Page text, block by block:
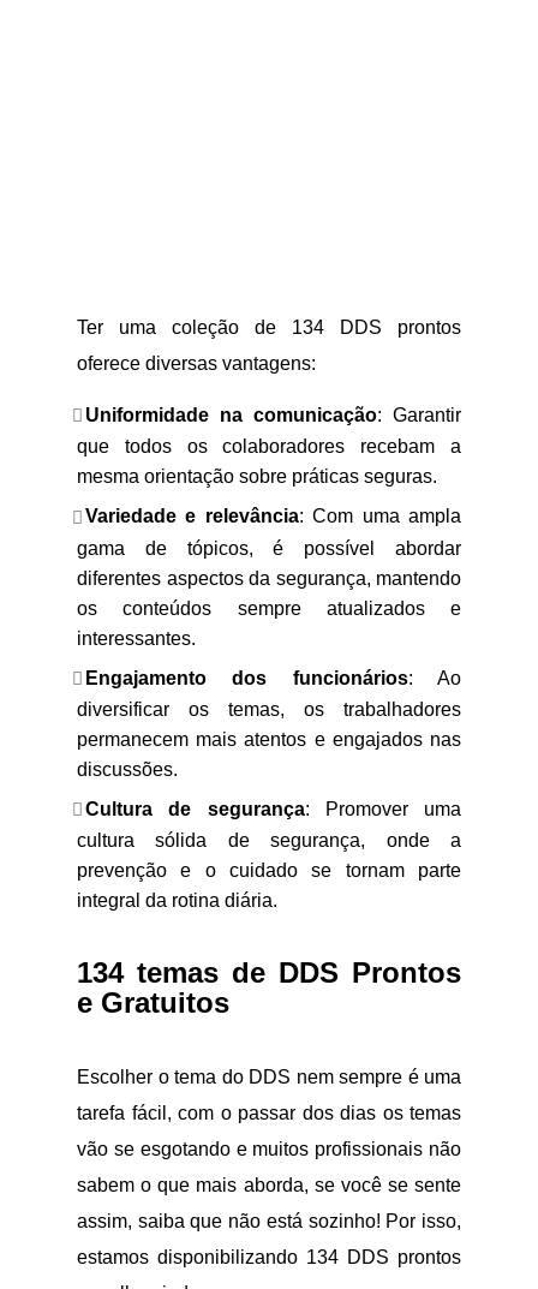
Ter uma coleção de 134 DDS prontos
oferece diversas vantagens:
Uniformidade na comunicação: Garantir
que todos os colaboradores recebam a
mesma orientação sobre práticas seguras.
Variedade e relevância: Com uma ampla
gama de tópicos, é possível abordar
diferentes aspectos da segurança, mantendo
os conteúdos sempre atualizados e
interessantes.
Engajamento dos funcionários: Ao
diversificar os temas, os trabalhadores
permanecem mais atentos e engajados nas
discussões.
Cultura de segurança: Promover uma
cultura sólida de segurança, onde a
prevenção e o cuidado se tornam parte
integral da rotina diária.
134 temas de DDS Prontos
e Gratuitos
Escolher o tema do DDS nem sempre é uma
tarefa fácil, com o passar dos dias os temas
vão se esgotando e muitos profissionais não
sabem o que mais aborda, se você se sente
assim, saiba que não está sozinho! Por isso,
estamos disponibilizando 134 DDS prontos